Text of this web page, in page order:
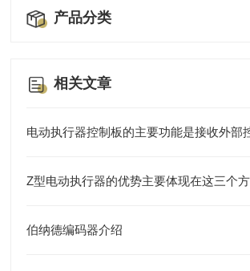
产品分类
相关文章
电动执行器控制板的主要功能是接收外部
Z型电动执行器的优势主要体现在这三个
伯纳德编码器介绍